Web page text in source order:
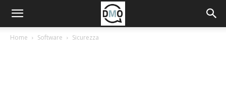
Home Software Sicurezza